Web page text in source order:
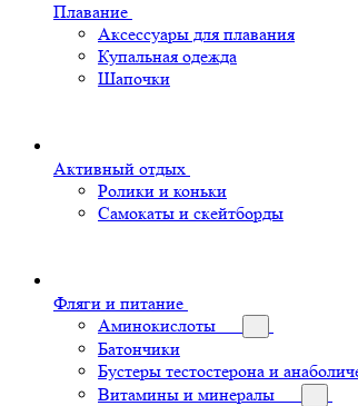
Плавание
Аксессуары для плавания
Купальная одежда
Шапочки
Активный отдых
Ролики и коньки
Самокаты и скейтборды
Фляги и питание
Аминокислоты
Батончики
Бустеры тестостерона и
Витамины и минералы